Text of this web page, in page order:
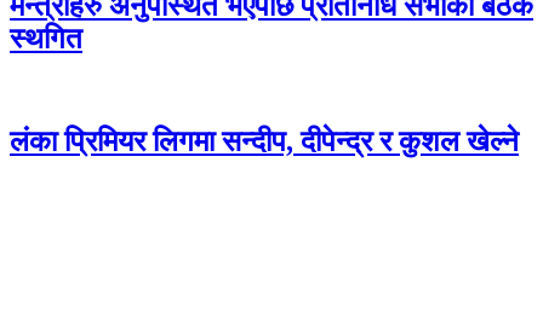
मन्त्रीहरु अनुपस्थित भएपछि प्रतिनिधि सभाको बैठक
स्थगित
लंका प्रिमियर लिगमा सन्दीप, दीपेन्द्र र कुशल खेल्ने